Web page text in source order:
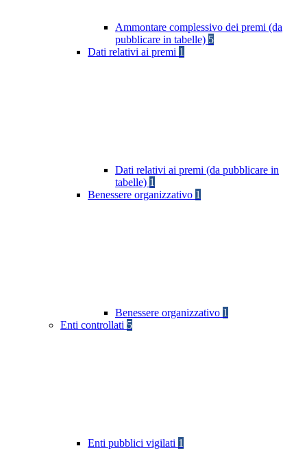
Ammontare complessivo dei premi (da
pubblicare in tabelle) 5
Dati relativi ai premi 1
Dati relativi ai premi (da pubblicare in
tabelle) 1
Benessere organizzativo 1
Benessere organizzativo 1
Enti controllati 5
Enti pubblici vigilati 1